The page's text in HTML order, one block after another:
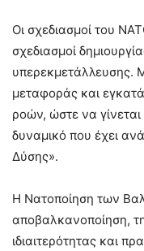
Οι σχεδιασμοί του
σχεδιασμοί
υπερεκμετάλλευσης.
μεταφοράς και
ροών, ώστε να
δυναμικό που έχει
Δύσης».
Η Νατοποίηση των
αποβαλκανοποίηση,
ιδιαιτερότητας και